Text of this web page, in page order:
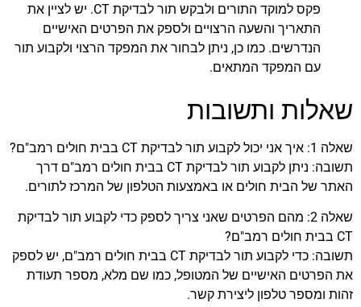
פקס למוקד התורים ולבקש תור לבדיקת CT. יש לציין את
התאריך והשעה הרצויים ולספק את הפרטים האישיים
הנדרשים. כמו כן, ניתן לבחור את המפקד הרצוי ולקבוע תור
עם המפקד המתאים.
שאלות ותשובות
שאלה 1: איך אני יכול לקבוע תור לבדיקת CT בבית חולים רמב"ם?
תשובה: ניתן לקבוע תור לבדיקת CT בבית חולים רמב"ם דרך
האתר של הבית חולים או באמצעות הטלפון של המרכז לתורים.
שאלה 2: מהם הפרטים שאני צריך לספק כדי לקבוע תור לבדיקת
CT בבית חולים רמב"ם?
תשובה: כדי לקבוע תור לבדיקת CT בבית חולים רמב"ם, יש לספק
את הפרטים האישיים של המטופל, כמו שם מלא, מספר תעודת
זהות ומספר טלפון ליצירת קשר.